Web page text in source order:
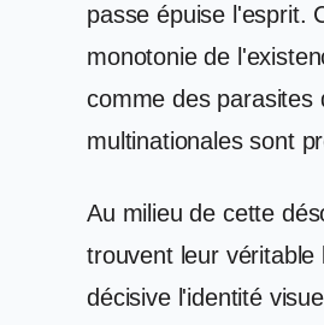
passe épuise l'esprit.
monotonie de
comme des parasites
multinationales sont
Au milieu de cette
trouvent leur
décisive l'identité